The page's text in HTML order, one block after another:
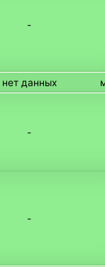
-
нет данных
-
-